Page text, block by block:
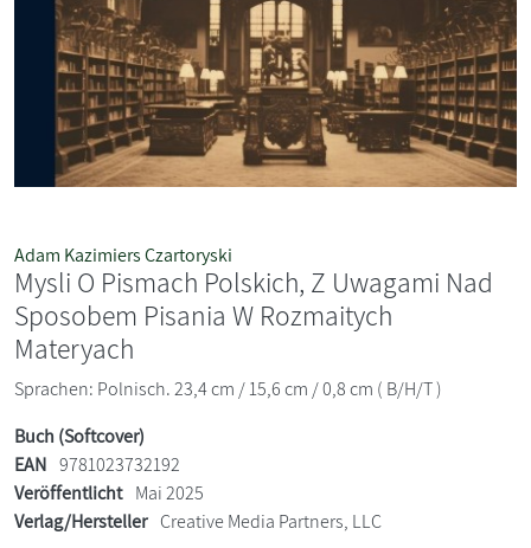
Adam Kazimiers Czartoryski
Mysli O Pismach Polskich, Z Uwagami Nad
Sposobem Pisania W Rozmaitych
Materyach
Sprachen: Polnisch. 23,4 cm / 15,6 cm / 0,8 cm ( B/H/T )
Buch (Softcover)
EAN 9781023732192
Veröffentlicht Mai 2025
Verlag/Hersteller Creative Media Partners, LLC